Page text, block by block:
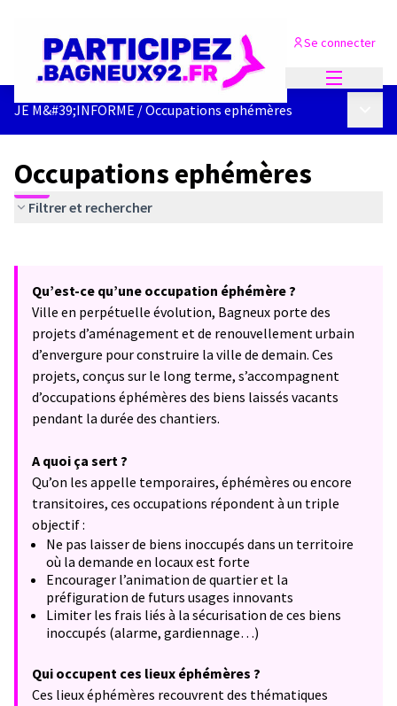
Se connecter
JE M&#39;INFORME /Occupations ephémères
Occupations ephémères
Filtrer et rechercher
−
Qu’est-ce qu’une occupation éphémère ?
Ville en perpétuelle évolution, Bagneux porte des
projets d’aménagement et de renouvellement urbain
d’envergure pour construire la ville de demain. Ces
projets, conçus sur le long terme, s’accompagnent
d’occupations éphémères des biens laissés vacants
pendant la durée des chantiers.
A quoi ça sert ?
Qu’on les appelle temporaires, éphémères ou encore
transitoires, ces occupations répondent à un triple
objectif :
Ne pas laisser de biens inoccupés dans un territoire
où la demande en locaux est forte
Encourager l’animation de quartier et la
préfiguration de futurs usages innovants
Limiter les frais liés à la sécurisation de ces biens
inoccupés (alarme, gardiennage…)
Qui occupent ces lieux éphémères ?
Ces lieux éphémères recouvrent des thématiques